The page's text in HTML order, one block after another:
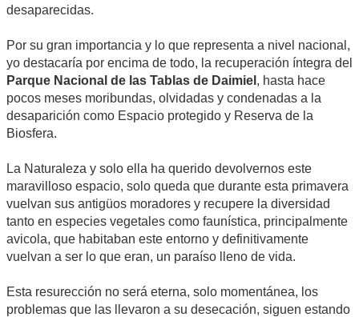
desaparecidas.
Por su gran importancia y lo que representa a nivel nacional,
yo destacaría por encima de todo, la recuperación íntegra del
Parque Nacional de las Tablas de Daimiel , hasta hace
pocos meses moribundas, olvidadas y condenadas a la
desaparición como Espacio protegido y Reserva de la
Biosfera.
La Naturaleza y solo ella ha querido devolvernos este
maravilloso espacio, solo queda que durante esta primavera
vuelvan sus antigüos moradores y recupere la diversidad
tanto en especies vegetales como faunística, principalmente
avicola, que habitaban este entorno y definitivamente
vuelvan a ser lo que eran, un paraíso lleno de vida.
Esta resurección no será eterna, solo momentánea, los
problemas que las llevaron a su desecación, siguen estando